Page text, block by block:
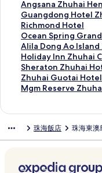
連
結
o
l
i
d
a
y
H
o
t
連
結
結
r
r
i
o
t
t
Z
h
u
的
連
t
t
H
o
t
e
l
J
i
的
Z
h
u
h
a
i
的
連
結
Z
h
u
h
a
i
J
i
n
的
連
n
E
x
p
r
e
s
s
Z
i
i
b
i
t
i
o
n
E
x
i
a
n
h
a
t
t
a
n
H
的
n
H
a
b
i
t
a
t
H
i
n
n
B
y
W
y
n
d
h
u
m
a
n
Z
h
u
h
a
i
l
i
n
G
a
n
g
w
a
r
n
a
i
s
s
a
n
c
e
a
i
n
g
u
a
n
H
o
l
H
Angsana Zhuhai
A
n
g
s
a
n
a
Z
h
H
Guangdong Hotel
G
u
a
n
g
d
o
n
e
Richmond Hotel
R
i
c
h
m
o
n
e
Ocean Spring
O
c
e
a
n
S
g
Alila Dong Ao Island
A
l
i
l
a
A
Holiday Inn Zhuhai
H
o
l
i
n
Sheraton Zhuhai
S
h
e
n
Zhuhai Guotai Hotel
Z
h
G
Mgm Reserve
M
s
珠海飯店 珠海東澳